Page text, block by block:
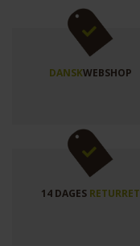
DANSKWEBSHOP
14 DAGES RETURRET